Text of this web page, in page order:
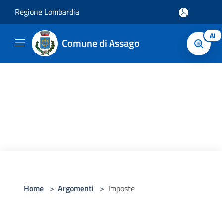
Regione Lombardia
Comune di Assago AI
Home > Argomenti > Imposte